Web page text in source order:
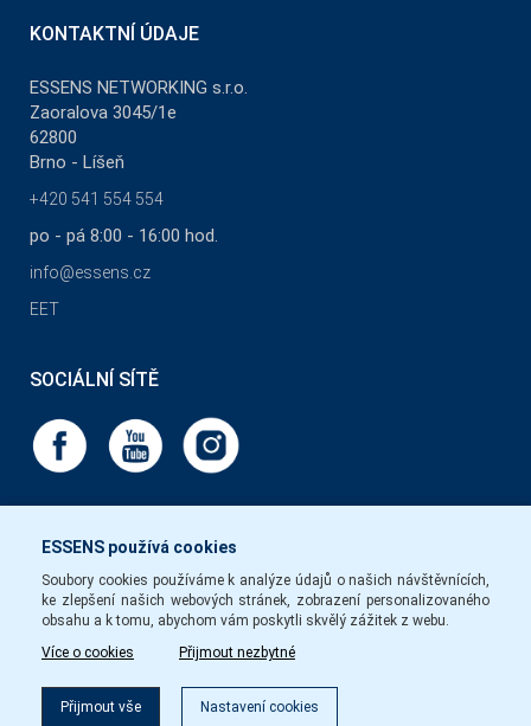
ESSENS používá cookies
Soubory cookies používáme k analýze údajů o našich návštěvnících,
ke zlepšení našich webových stránek, zobrazení personalizovaného
obsahu a k tomu, abychom vám poskytli skvělý zážitek z webu.
Více o cookies
Přijmout nezbytné
Přijmout vše Nastavení cookies
KONTAKTNÍ ÚDAJE
ESSENS NETWORKING s.r.o.
Zaoralova 3045/1e
62800
Brno - Líšeň
+420 541 554 554
po - pá 8:00 - 16:00 hod.
info@essens.cz
EET
SOCIÁLNÍ SÍTĚ